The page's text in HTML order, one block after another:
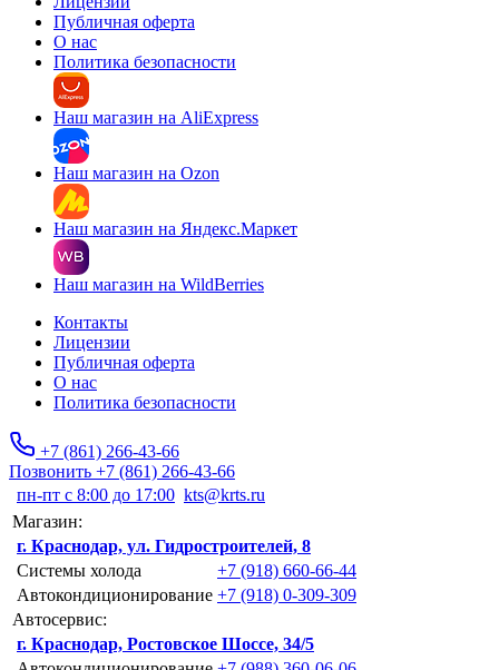
Публичная оферта
О нас
Политика безопасности
Наш магазин на AliExpress
Наш магазин на Ozon
Наш магазин на Яндекс.Маркет
Наш магазин на WildBerries
Контакты
Лицензии
Публичная оферта
О нас
Политика безопасности
+7 (861) 266-43-66
Позвонить +7 (861) 266-43-66
пн-пт с 8:00 до 17:00 kts@krts.ru
Магазин:
г. Краснодар, ул. Гидростроителей, 8
Системы холода
+7 (918) 660-66-44
Автокондиционирование +7 (918) 0-309-309
Автосервис:
г. Краснодар, Ростовское Шоссе, 34/5